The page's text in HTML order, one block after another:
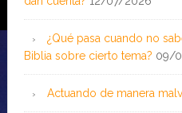
¿Qué pasa cuando no
Biblia sobre cierto tema? 09/
Actuando de manera